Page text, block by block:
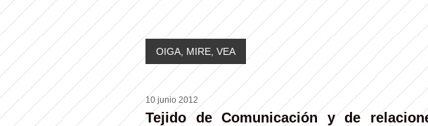
OIGA, MIRE, VEA
10 junio 2012
Tejido de Comunicación y de